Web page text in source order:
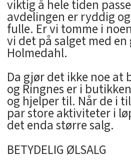
viktig å hele tiden
avdelingen er ryddig
fulle. Er vi tomme i
vi det på salget med en
Holmedahl.
Da gjør det ikke noe at
og Ringnes er i
og hjelper til. Når de i
par store aktiviteter i
det enda større salg.
BETYDELIG ØLSALG